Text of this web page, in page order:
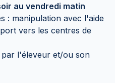
au vendredi matin
: manipulation avec l'aide
vers les centres de
par l'éleveur et/ou son